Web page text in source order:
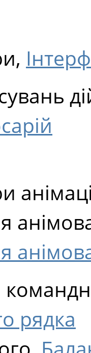
рядка